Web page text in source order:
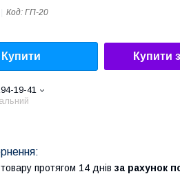
Код: ГП-20
Купити Купити з
19-41
протягом 14 днів за рахунок